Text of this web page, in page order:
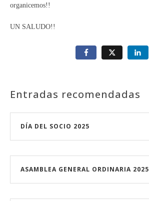
organicemos!!
UN SALUDO!!
Entradas recomendadas
DÍA DEL SOCIO 2025
ASAMBLEA GENERAL ORDINARIA 2025